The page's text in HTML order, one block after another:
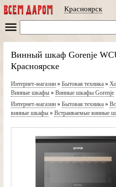
Красноярск
Винный шкаф Gorenje
Красноярске
Интернет-магазин» Бытовая техника»
Винные шкафы» Винные шкафы Gorenje
Интернет-магазин» Бытовая техника»
винные шкафы» Встраиваемые винные